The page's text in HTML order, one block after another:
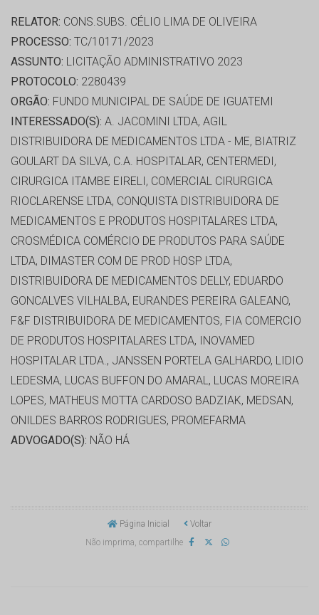
RELATOR: CONS.SUBS. CÉLIO LIMA DE OLIVEIRA
PROCESSO: TC/10171/2023
ASSUNTO: LICITAÇÃO ADMINISTRATIVO 2023
PROTOCOLO: 2280439
ORGÃO: FUNDO MUNICIPAL DE SAÚDE DE IGUATEMI
INTERESSADO(S): A. JACOMINI LTDA, AGIL
DISTRIBUIDORA DE MEDICAMENTOS LTDA - ME, BIATRIZ
GOULART DA SILVA, C.A. HOSPITALAR, CENTERMEDI,
CIRURGICA ITAMBE EIRELI, COMERCIAL CIRURGICA
RIOCLARENSE LTDA, CONQUISTA DISTRIBUIDORA DE
MEDICAMENTOS E PRODUTOS HOSPITALARES LTDA,
CROSMÉDICA COMÉRCIO DE PRODUTOS PARA SAÚDE
LTDA, DIMASTER COM DE PROD HOSP LTDA,
DISTRIBUIDORA DE MEDICAMENTOS DELLY, EDUARDO
GONCALVES VILHALBA, EURANDES PEREIRA GALEANO,
F&F DISTRIBUIDORA DE MEDICAMENTOS, FIA COMERCIO
DE PRODUTOS HOSPITALARES LTDA, INOVAMED
HOSPITALAR LTDA., JANSSEN PORTELA GALHARDO, LIDIO
LEDESMA, LUCAS BUFFON DO AMARAL, LUCAS MOREIRA
LOPES, MATHEUS MOTTA CARDOSO BADZIAK, MEDSAN,
ONILDES BARROS RODRIGUES, PROMEFARMA
ADVOGADO(S): NÃO HÁ
Página Inicial
Voltar
Não imprima, compartilhe